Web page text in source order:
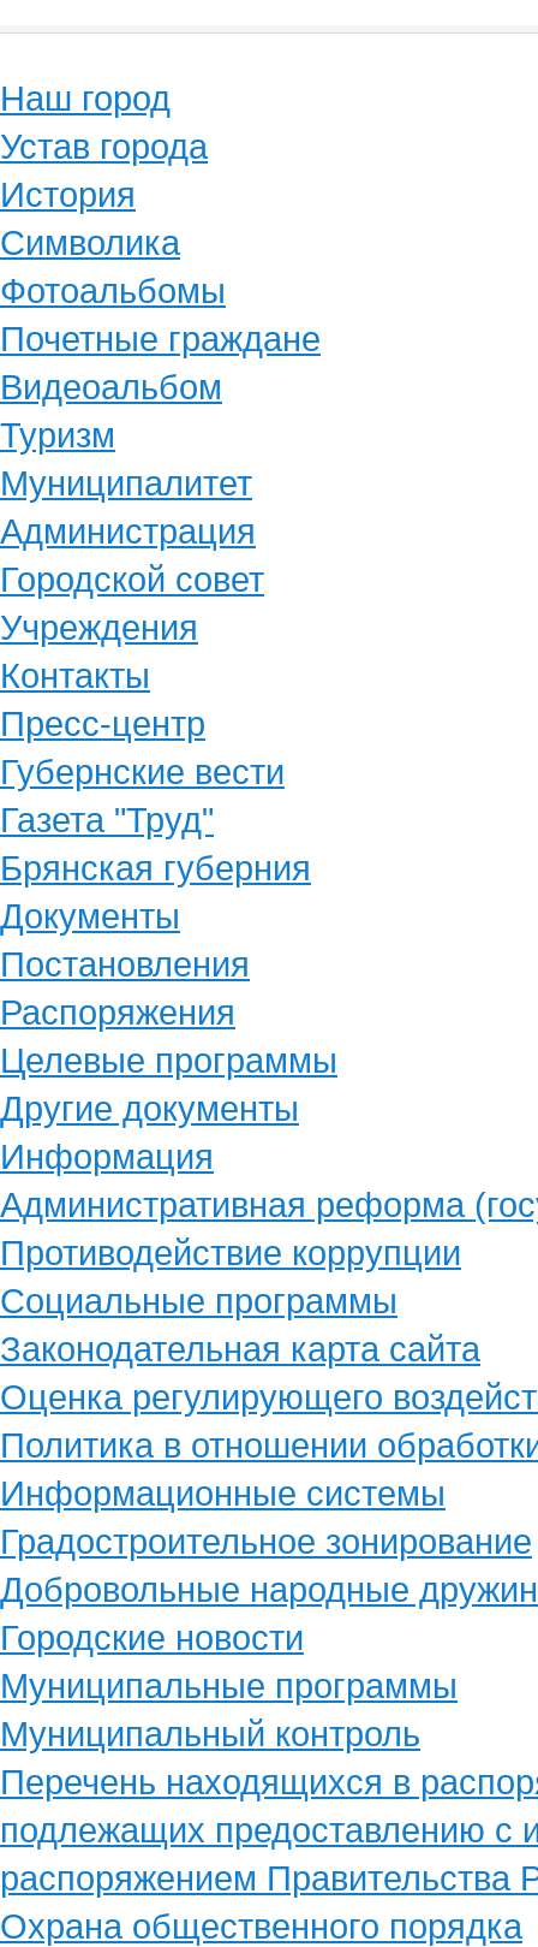
Наш город
Устав города
История
Символика
Фотоальбомы
Почетные граждане
Видеоальбом
Туризм
Муниципалитет
Администрация
Городской совет
Учреждения
Контакты
Пресс-центр
Губернские вести
Газета "Труд"
Брянская губерния
Документы
Постановления
Распоряжения
Целевые программы
Другие документы
Информация
Административная реформа
Противодействие коррупции
Социальные программы
Законодательная карта сайта
Оценка регулирующего
Политика в отношении
Информационные системы
Градостроительное зонирование
Добровольные народные
Городские новости
Муниципальные программы
Муниципальный контроль
Перечень находящихся в
подлежащих предоставлению с
распоряжением
Охрана общественного порядка